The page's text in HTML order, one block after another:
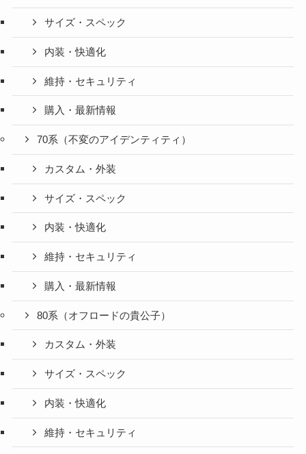
サイズ・スペック
内装・快適化
維持・セキュリティ
購入・最新情報
70系（不変のアイデンティティ）
カスタム・外装
サイズ・スペック
内装・快適化
維持・セキュリティ
購入・最新情報
80系（オフロードの貴公子）
カスタム・外装
サイズ・スペック
内装・快適化
維持・セキュリティ